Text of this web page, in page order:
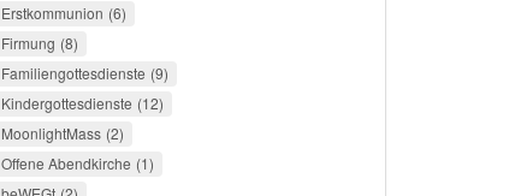
Erstkommunion 6
Firmung 8
Familiengottesdienste 9
Kindergottesdienste 12
MoonlightMass 2
Offene Abendkirche 1